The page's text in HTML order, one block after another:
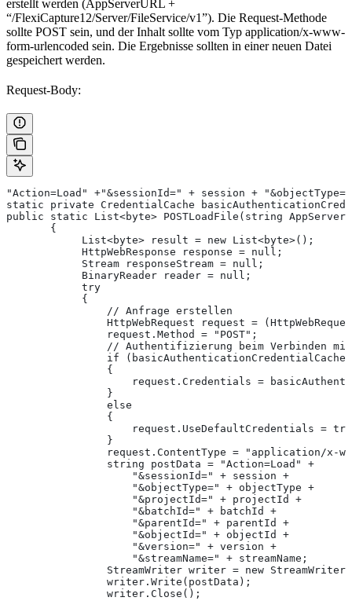
erstellt werden (AppServerURL +
“/FlexiCapture12/Server/FileService/v1”). Die Request-Methode
sollte POST sein, und der Inhalt sollte vom Typ application/x-www-
form-urlencoded sein. Die Ergebnisse sollten in einer neuen Datei
gespeichert werden.
Request-Body:
"Action=Load" +"&sessionId=" + session +
static private CredentialCache
public static List<byte> POSTLoadFile(string
{
List<byte> result = new List<byte>();
HttpWebResponse response = null;
Stream responseStream = null;
BinaryReader reader = null;
try
{
// Anfrage erstellen
HttpWebRequest request =
request.Method = "POST";
// Authentifizierung beim Verbinden mit dem
if (basicAuthenticationCredentialCache
{
request.Credentials =
}
else
{
request.UseDefaultCredentials =
}
request.ContentType = "application/x-www-
string postData = "Action=Load" +
"&sessionId=" + session +
"&objectType=" + objectType +
"&projectId=" + projectId +
"&batchId=" + batchId +
"&parentId=" + parentId +
"&objectId=" + objectId +
"&version=" + version +
"&streamName=" + streamName;
StreamWriter writer = new
writer.Write(postData);
writer.Close();